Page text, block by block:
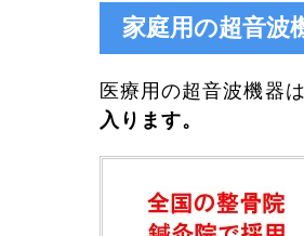
家庭用の超音波
医療用の超音波機器
入ります。